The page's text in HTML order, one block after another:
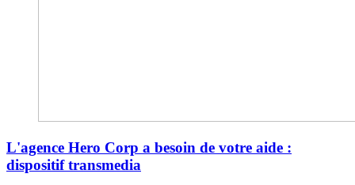
L'agence Hero Corp a besoin de votre aide :
dispositif transmedia